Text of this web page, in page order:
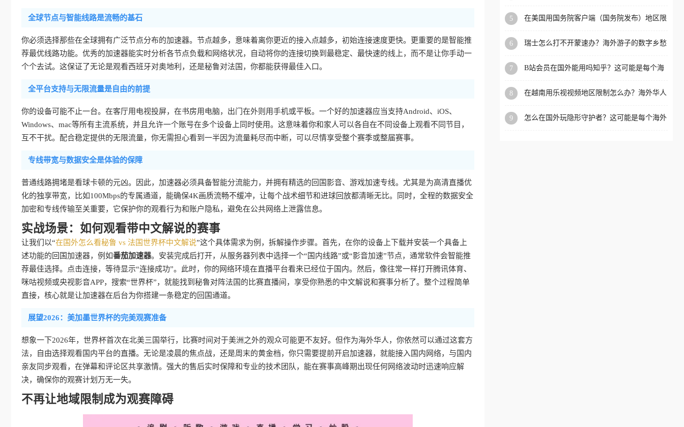
全球节点与智能线路是流畅的基石
你必须选择那些在全球拥有广泛节点分布的加速器。节点越多，意味着离你更近的接入点越多，初始连接速度更快。更重要的是智能推
荐最优线路功能。优秀的加速器能实时分析各节点负载和网络状况，自动将你的连接切换到最稳定、最快速的线上，而不是让你手动一
个个去试。这保证了无论是观看西班牙对奥地利，还是秘鲁对法国，你都能获得最佳入口。
全平台支持与无限流量是自由的前提
你的设备可能不止一台。在客厅用电视投屏，在书房用电脑，出门在外则用手机或平板。一个好的加速器应当支持Android、iOS、
Windows、mac等所有主流系统，并且允许一个账号在多个设备上同时使用。这意味着你和家人可以各自在不同设备上观看不同节目，
互不干扰。配合稳定提供的无限流量，你无需担心看到一半因为流量耗尽而中断，可以尽情享受整个赛季或整届赛事。
专线带宽与数据安全是体验的保障
普通线路拥堵是看球卡顿的元凶。因此，加速器必须具备智能分流能力，并拥有精选的回国影音、游戏加速专线。尤其是为高清直播优
化的独享带宽，比如100Mbps的专属通道，能确保4K画质流畅不缓冲，让每个战术细节和进球回放都清晰无比。同时，全程的数据安全
加密和专线传输至关重要，它保护你的观看行为和账户隐私，避免在公共网络上泄露信息。
实战场景：如何观看带中文解说的赛事
让我们以“在国外怎么看秘鲁 vs 法国世界杯中文解说”这个具体需求为例，拆解操作步骤。首先，在你的设备上下载并安装一个具备上
述功能的回国加速器，例如番茄加速器。安装完成后打开，从服务器列表中选择一个“国内线路”或“影音加速”节点，通常软件会智能推
荐最佳选择。点击连接，等待显示“连接成功”。此时，你的网络环境在直播平台看来已经位于国内。然后，像往常一样打开腾讯体育、
咪咕视频或央视影音APP，搜索“世界杯”，就能找到秘鲁对阵法国的比赛直播间，享受你熟悉的中文解说和赛事分析了。整个过程简单
直接，核心就是让加速器在后台为你搭建一条稳定的回国通道。
展望2026：美加墨世界杯的完美观赛准备
想象一下2026年，世界杯首次在北美三国举行，比赛时间对于美洲之外的观众可能更不友好。但作为海外华人，你依然可以通过这套方
法，自由选择观看国内平台的直播。无论是凌晨的焦点战，还是周末的黄金档，你只需要提前开启加速器，就能接入国内网络，与国内
亲友同步观看，在弹幕和评论区共享激情。强大的售后实时保障和专业的技术团队，能在赛事高峰期出现任何网络波动时迅速响应解
决，确保你的观赛计划万无一失。
不再让地域限制成为观赛障碍
扰。
5
在美国用国务院客户端（国务院发布）地区限
6
瑞士怎么打不开蒙速办？海外游子的数字乡愁
7
B站会员在国外能用吗知乎？这可能是每个海
8
在越南用乐视视频地区限制怎么办？海外华人
9
怎么在国外玩隐形守护者？这可能是每个海外